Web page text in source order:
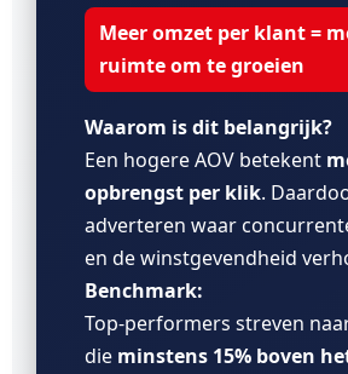
Meer omzet per klant =
ruimte om te groeien
Waarom is dit belangrijk?
Een hogere AOV betekent
opbrengst per klik.
adverteren waar
en de winstgevendheid
Benchmark:
Top-performers streven
die minstens 15% boven